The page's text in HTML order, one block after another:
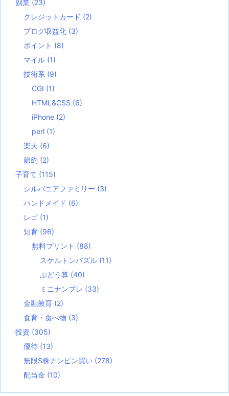
副業 (23)
クレジットカード (2)
ブログ収益化 (3)
ポイント (8)
マイル (1)
技術系 (9)
CGI (1)
HTML&CSS (6)
iPhone (2)
perl (1)
楽天 (6)
節約 (2)
子育て (115)
シルバニアファミリー (3)
ハンドメイド (6)
レゴ (1)
知育 (96)
無料プリント (88)
スケルトンパズル (11)
ぶどう算 (40)
ミニナンプレ (33)
金融教育 (2)
食育・食べ物 (3)
投資 (305)
優待 (13)
無限S株ナンピン買い (278)
配当金 (10)